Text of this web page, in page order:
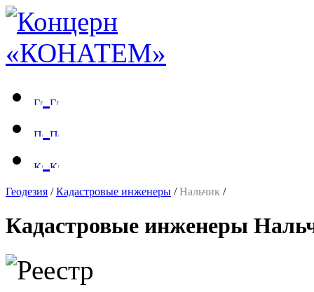
Геодезия /Кадастровые инженеры /Нальчик /
Кадастровые инженеры